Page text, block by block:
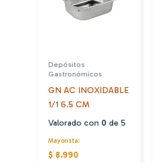
Depósitos
Gastronómicos
GN AC INOXIDABLE
1/1 6.5 CM
Valorado con 0 de 5
Mayorista:
$ 8.990